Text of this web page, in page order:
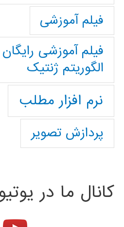
فیلم آموزشی
فیلم آموزشی
الگوریتم ژنتیک
نرم افزار مطلب
پردازش تصویر
کانال ما در